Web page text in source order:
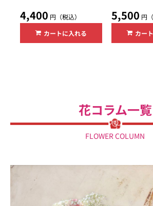
4,400 円（税込）
カートに入れる
5,500 円
カー
花コラム一覧
FLOWER COLUMN